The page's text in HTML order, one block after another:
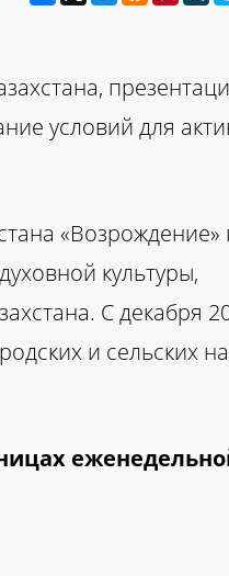
условий для
«Возрождение»
культуры,
С декабря
и сельских